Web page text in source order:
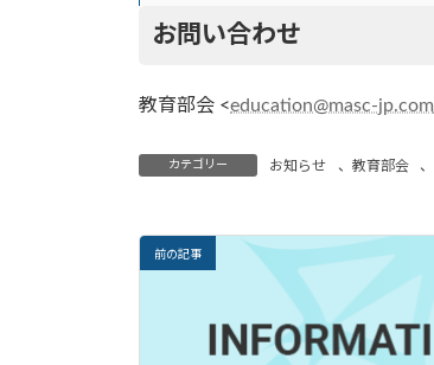
お問い合わせ
教育部会 <education@masc-jp.com
カテゴリー お知らせ 、 教育部会 、
前の記事